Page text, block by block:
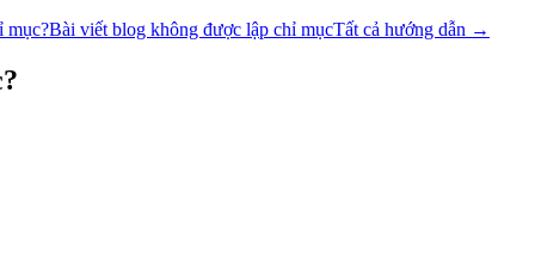
mục?Bài viết blog không được lập chỉ mụcTất cả hướng dẫn →